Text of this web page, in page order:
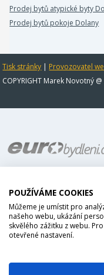
Prodej bytů atypické byty
Prodej bytů pokoje Dolany
Tisk stránky | Provozovatel
COPYRIGHT Marek Novotný
POUŽÍVÁME COOKIES
Můžeme je umístit pro
našeho webu, ukázání
skvělého zážitku z webu.
otevřené nastavení.